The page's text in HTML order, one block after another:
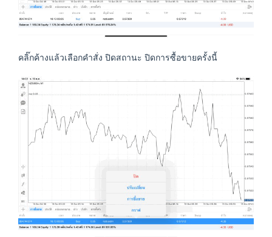
คลิ๊กค้างแล้วเลือกคำสั่ง ปิดสถานะ ปิดการซื้อขายครั้งนี้